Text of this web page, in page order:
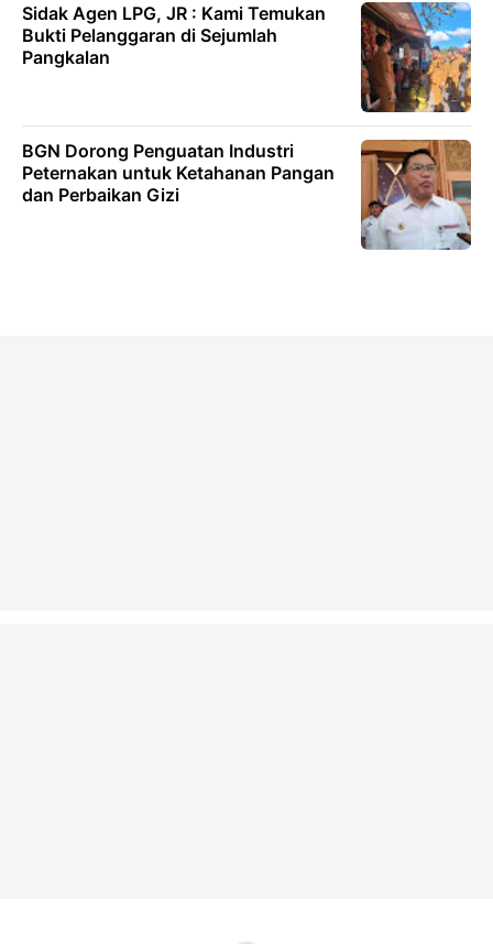
Sidak Agen LPG, JR : Kami Temukan
Bukti Pelanggaran di Sejumlah
Pangkalan
BGN Dorong Penguatan Industri
Peternakan untuk Ketahanan Pangan
dan Perbaikan Gizi